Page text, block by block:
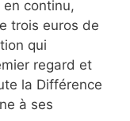
continu,
trois euros de
qui
regard et
la Différence
à ses